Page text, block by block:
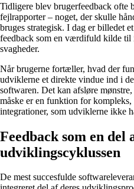
Tidligere blev brugerfeedback ofte
fejlrapporter – noget, der skulle
bruges strategisk. I dag er billedet
feedback som en værdifuld kilde til
svagheder.
Når brugerne fortæller, hvad der
udviklerne et direkte vindue ind i
softwaren. Det kan afsløre
måske er en funktion for kompleks,
integrationer, som udviklerne ikke
Feedback som en del
udviklingscyklussen
De mest succesfulde